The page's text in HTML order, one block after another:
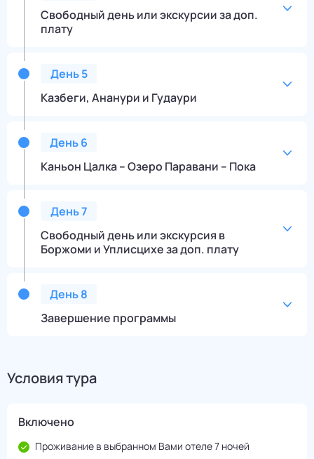
Свободный день или экскурсии за доп.
плату
День5
Казбеги, Ананури и Гудаури
День6
Каньон Цалка – Озеро Паравани – Пока
День7
Свободный день или экскурсия в
Боржоми и Уплисцихе за доп. плату
День8
Завершение программы
Условия тура
Включено
Проживание в выбранном Вами отеле 7 ночей